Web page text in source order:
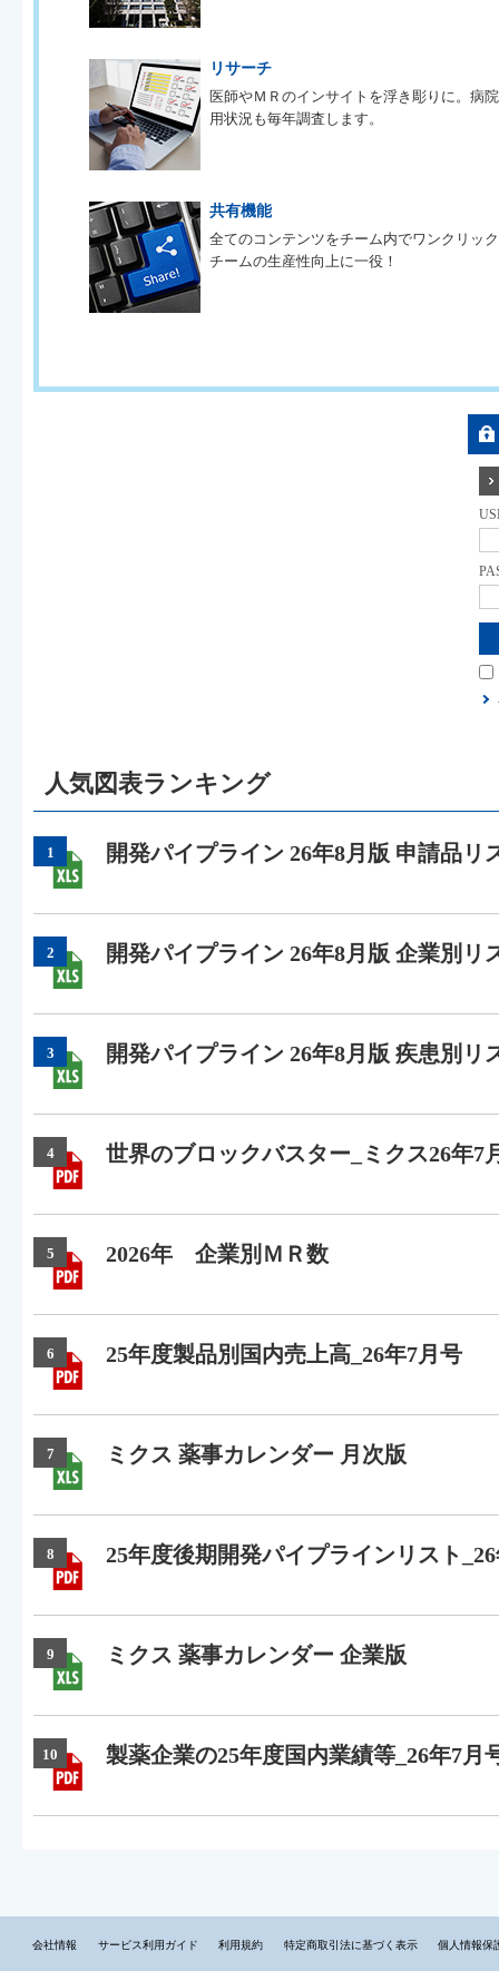
リサーチ
医師やＭＲのインサイトを浮き彫りに。病
用状況も毎年調査します。
共有機能
全てのコンテンツをチーム内でワンクリッ
チームの生産性向上に一役！
人気図表ランキング
1 開発パイプライン 26年8月版 申請品リ
2 開発パイプライン 26年8月版 企業別リ
3 開発パイプライン 26年8月版 疾患別リ
4 世界のブロックバスター_ミクス26年7
5 2026年 企業別ＭＲ数
6 25年度製品別国内売上高_26年7月号
7 ミクス 薬事カレンダー 月次版
8 25年度後期開発パイプラインリスト
9 ミクス 薬事カレンダー 企業版
10 製薬企業の25年度国内業績等_26年7月
会社情報 サービス利用ガイド 利用規約 特定商取引法に基づく表示 個人情報保